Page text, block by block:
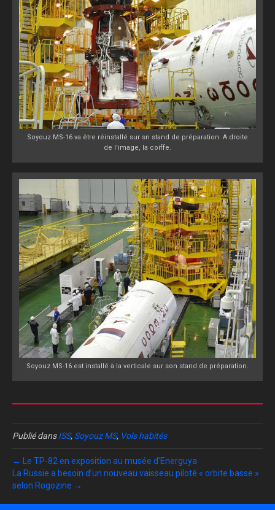
Soyouz MS-16 va être réinstallé sur sn stand de préparation. A droite
de l'image, la coiffe.
Soyouz MS-16 est installé à la verticale sur son stand de préparation.
Publié dansISS, Soyouz MS, Vols habités
← Le TP-82 en exposition au musée d’Energuya
La Russie a besoin d’un nouveau vaisseau piloté « orbite basse »
selon Rogozine →